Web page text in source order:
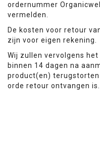
ordernummer
vermelden.
De kosten voor retour
zijn voor eigen rekening.
Wij zullen vervolgens
binnen 14 dagen na
product(en)
orde retour ontvangen is.